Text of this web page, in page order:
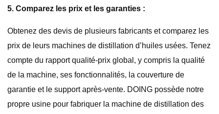
5. Comparez les prix et les garanties :
Obtenez des devis de plusieurs fabricants et comparez les
prix de leurs machines de distillation d’huiles usées. Tenez
compte du rapport qualité-prix global, y compris la qualité
de la machine, ses fonctionnalités, la couverture de
garantie et le support après-vente. DOING possède notre
propre usine pour fabriquer la machine de distillation des